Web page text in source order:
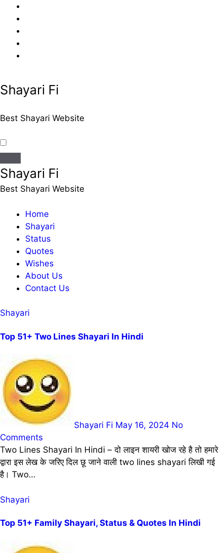
content
Shayari Fi
Best Shayari Website
Shayari Fi
Best Shayari Website
Home
Shayari
Status
Quotes
Wishes
About Us
Contact Us
Shayari
Top 51+ Two Lines Shayari In Hindi
Shayari Fi May 16, 2024 No
Comments
Two Lines Shayari In Hindi – दो लाइन शायरी खोज रहे है तो हमारे
द्वारा इस लेख के जरिए दिल छू जाने वाली two lines shayari लिखी गई
है। Two…
Shayari
Top 51+ Family Shayari, Status & Quotes In Hindi